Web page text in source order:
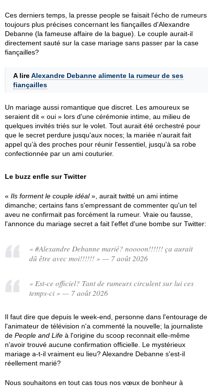
Ces derniers temps, la presse people se faisait l'écho de rumeurs
toujours plus précises concernant les fiançailles d'Alexandre
Debanne (la fameuse affaire de la bague). Le couple aurait-il
directement sauté sur la case mariage sans passer par la case
fiançailles?
A lireAlexandre Debanne alimente la rumeur de ses
fiançailles
Un mariage aussi romantique que discret. Les amoureux se
seraient dit « oui » lors d'une cérémonie intime, au milieu de
quelques invités triés sur le volet. Tout aurait été orchestré pour
que le secret perdure jusqu'aux noces; la mariée n'aurait fait
appel qu’à des proches pour réunir l'essentiel, jusqu'à sa robe
confectionnée par un ami couturier.
Le buzz enfle sur Twitter
« Ils forment le couple idéal», aurait twitté un ami intime
dimanche; certains fans s'empressant de commenter qu'un tel
aveu ne confirmait pas forcément la rumeur. Vraie ou fausse,
l'annonce du mariage secret a fait l'effet d'une bombe sur Twitter:
« #Alexandre Debanne marié? noooon!!!!!! ça aurait
dû être avec moi!!!!!! » — 7 août 2026
« Est-ce officiel? Tant de rumeurs circulent sur lui ces
temps-ci » — 7 août 2026
Il faut dire que depuis le week-end, personne dans l'entourage de
l'animateur de télévision n'a commenté la nouvelle; la journaliste
de People and Life à l'origine du scoop reconnait elle-même
n'avoir trouvé aucune confirmation officielle. Le mystérieux
mariage a-t-il vraiment eu lieu? Alexandre Debanne s'est-il
réellement marié?
Nous souhaitons en tout cas tous nos vœux de bonheur à